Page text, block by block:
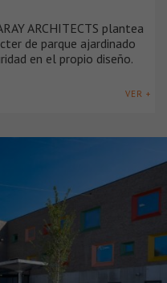
ARCHITECTS plantea
de parque ajardinado
en el propio diseño.
VER +